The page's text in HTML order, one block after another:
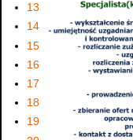
13
14
15
16
17
18
19